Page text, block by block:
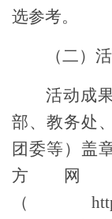
选参考。
（二）
活动成
部、教务处
团委等）盖
方网
（